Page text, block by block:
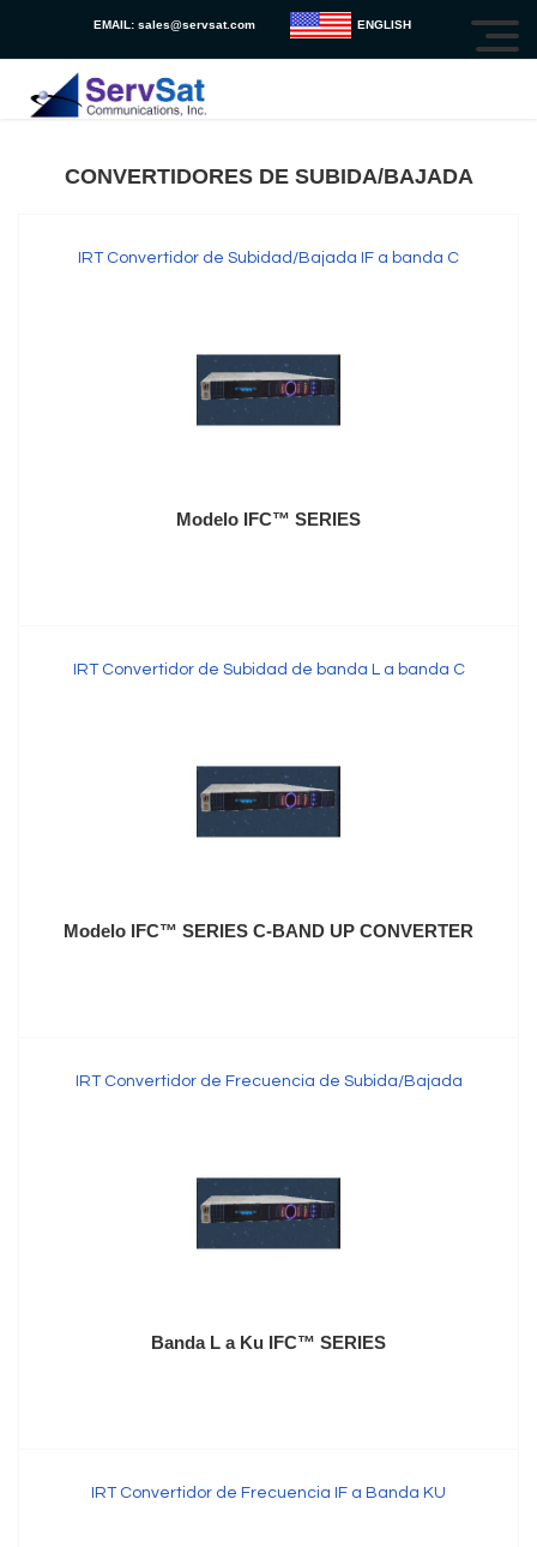
EMAIL: sales@servsat.com ENGLISH
CONVERTIDORES DE SUBIDA/BAJADA
IRT Convertidor de Subidad/Bajada IF a banda C
Modelo IFC™ SERIES
IRT Convertidor de Subidad de banda L a banda C
Modelo IFC™ SERIES C-BAND UP CONVERTER
IRT Convertidor de Frecuencia de Subida/Bajada
Banda L a Ku IFC™ SERIES
IRT Convertidor de Frecuencia IF a Banda KU